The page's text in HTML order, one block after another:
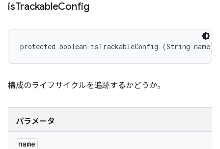
isTrackableConfig
protected boolean isTrackableConfig (String name)
構成のライフサイクルを追跡するかどうか。
パラメータ
name